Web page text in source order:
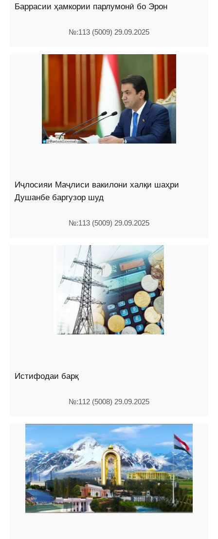
Баррасии ҳамкории парлумонӣ бо Эрон
№:113 (5009) 29.09.2025
Иҷлосияи Маҷлиси вакилони халқи шаҳри
Душанбе баргузор шуд
№:113 (5009) 29.09.2025
Истифодаи барқ
№:112 (5008) 29.09.2025